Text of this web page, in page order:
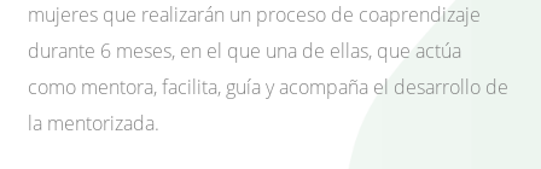
mujeres que realizarán un proceso de coaprendizaje
durante 6 meses, en el que una de ellas, que actúa
como mentora, facilita, guía y acompaña el desarrollo de
la mentorizada.